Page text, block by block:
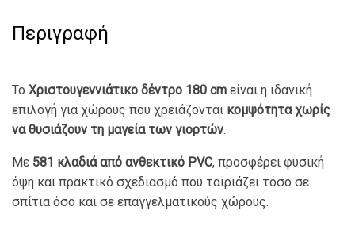
Περιγραφή
Το Χριστουγεννιάτικο δέντρο 180 cm είναι η ιδανική
επιλογή για χώρους που χρειάζονται κομψότητα χωρίς
να θυσιάζουν τη μαγεία των γιορτών.
Με 581 κλαδιά από ανθεκτικό PVC, προσφέρει φυσική
όψη και πρακτικό σχεδιασμό που ταιριάζει τόσο σε
σπίτια όσο και σε επαγγελματικούς χώρους.